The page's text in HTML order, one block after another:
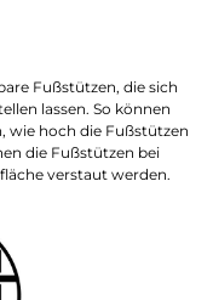
Fußstützen, die sich
lassen. So können
wie hoch die Fußstützen
die Fußstützen bei
verstaut werden.